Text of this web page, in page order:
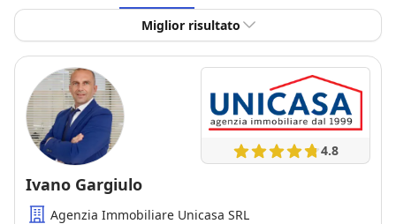
Miglior risultato
4.8
Ivano Gargiulo
Agenzia Immobiliare Unicasa SRL